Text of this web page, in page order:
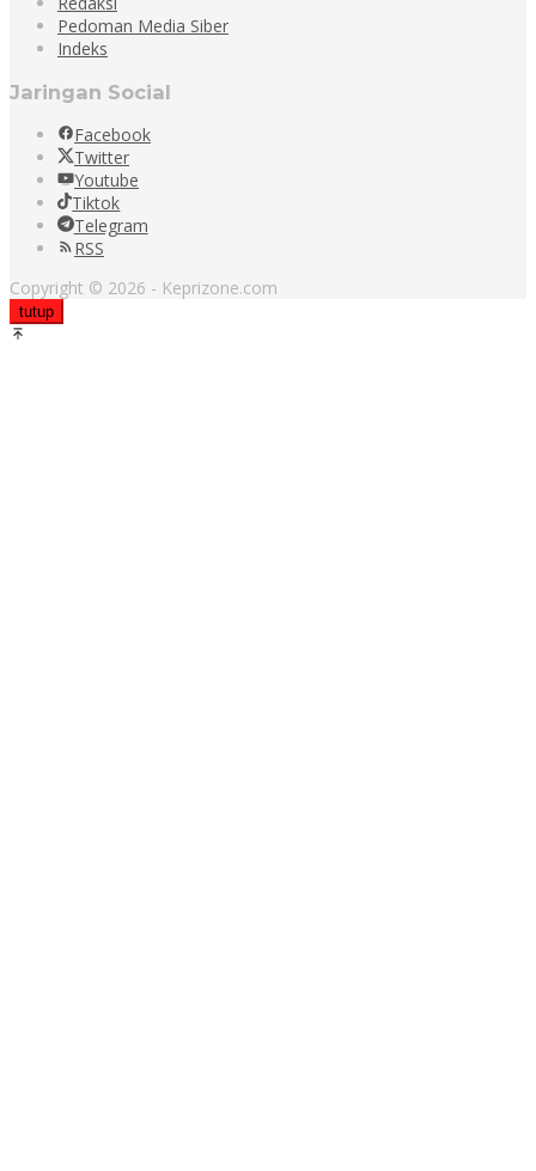
Pedoman Media Siber
Indeks
Jaringan Social
Facebook
Twitter
Youtube
Tiktok
Telegram
RSS
Copyright © 2026 - Keprizone.com
tutup